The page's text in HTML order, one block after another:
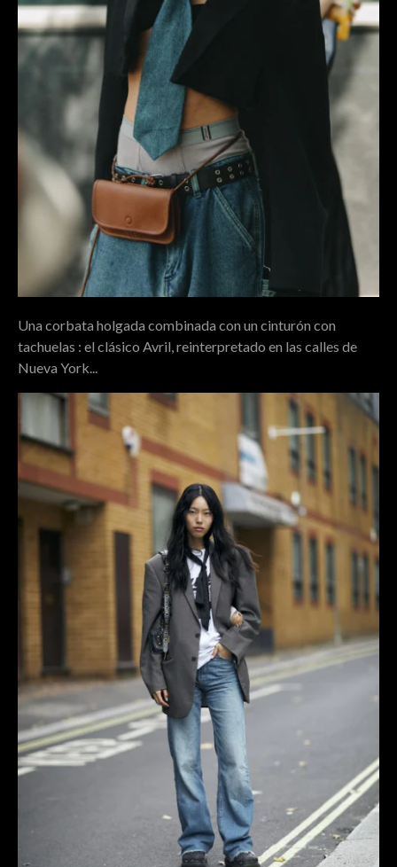
Una corbata holgada combinada con un cinturón con
tachuelas : el clásico Avril, reinterpretado en las calles de
Nueva York...